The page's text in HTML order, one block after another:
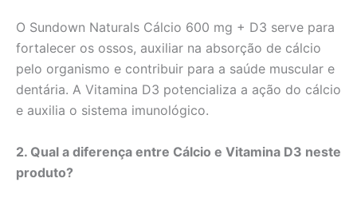
O Sundown Naturals Cálcio 600 mg + D3 serve para
fortalecer os ossos, auxiliar na absorção de cálcio
pelo organismo e contribuir para a saúde muscular e
dentária. A Vitamina D3 potencializa a ação do cálcio
e auxilia o sistema imunológico.
2. Qual a diferença entre Cálcio e Vitamina D3 neste
produto?